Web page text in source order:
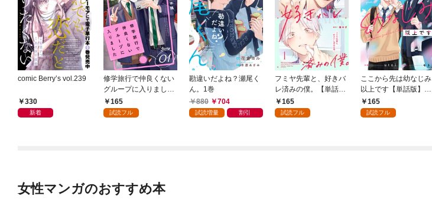
comic Berry’s vol.239
330
新着
修学旅行で仲良くない
グループに入りました
【単話版】1巻
165
試読フル
勘違いだよね？瀬尾く
ん。1巻
880
704
試読増量 割引
フミヤ先輩と、好きバ
レ済みの僕。【単話
版】1巻
165
試読フル
ここから先は幼なじみ
以上です【単話版】1
巻165
試読フル
女性マンガのおすすめ本